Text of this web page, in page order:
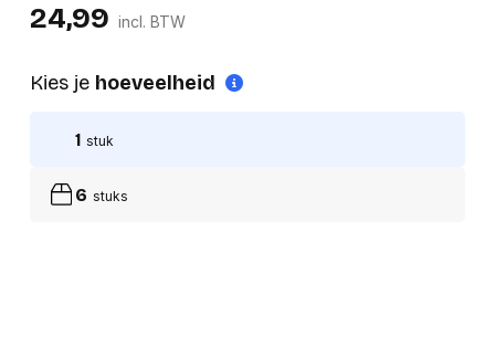
24,99 incl. BTW
Kies je hoeveelheid
1 stuk
6 stuks